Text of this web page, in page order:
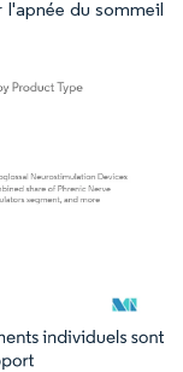
du sommeil
attribution sous CC BY